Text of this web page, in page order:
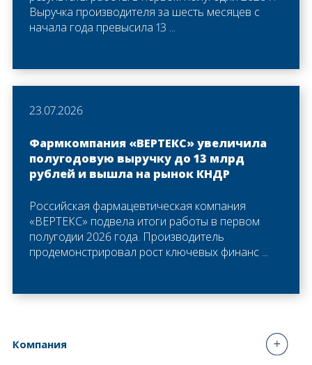
Выручка производителя за шесть месяцев с
начала года превысила 13 ...
23.07.2026
Фармкомпания «ВЕРТЕКС» увеличила
полугодовую выручку до 13 млрд
рублей и вышла на рынок КНДР
Российская фармацевтическая компания
«ВЕРТЕКС» подвела итоги работы в первом
полугодии 2026 года. Производитель
продемонстрировал рост ключевых финанс ...
Компания